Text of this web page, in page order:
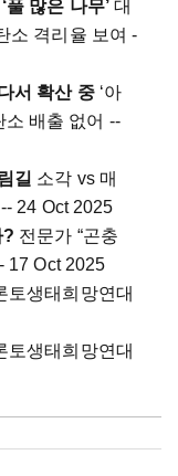
많은 나무’대
소 격리율 보여 -
서 확산 중‘아
소 배출 없어 --
길 소각 vs 매
24 Oct 2025
? 전문가 “곤충
17 Oct 2025
토생태희망연대
토생태희망연대